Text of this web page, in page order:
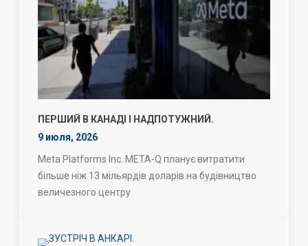
ПЕРШИЙ В КАНАДІ І НАДПОТУЖНИЙ.
9 июля, 2026
Meta Platforms Inc. META-Q планує витратити
більше ніж 13 мільярдів доларів на будівництво
величезного центру